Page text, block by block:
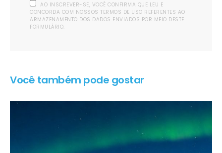
AO INSCREVER-SE, VOCÊ CONFIRMA QUE LEU E
CONCORDA COM NOSSOS TERMOS DE USO REFERENTES AO
ARMAZENAMENTO DOS DADOS ENVIADOS POR MEIO DESTE
FORMULÁRIO.
Você também pode gostar